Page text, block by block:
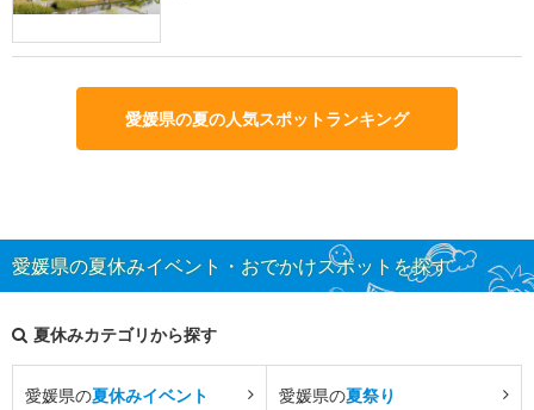
愛媛県の夏の人気スポットランキング
愛媛県の夏休みイベント・おでかけスポットを探す
夏休みカテゴリから探す
愛媛県の夏休みイベント 愛媛県の夏祭り